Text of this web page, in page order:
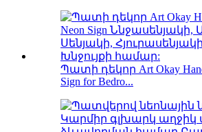
Պատի դեկոր Art Okay Hand
Sign for Bedro...